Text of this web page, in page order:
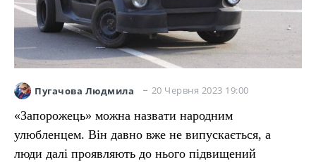
Пугачова Людмила 20 Червня 2023 19:00
«Запорожець» можна назвати народним
улюбленцем. Він давно вже не випускається, а
люди далі проявляють до нього підвищений